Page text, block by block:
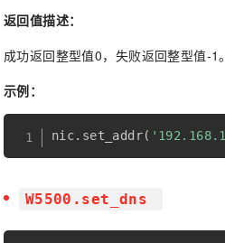
返回值描述：
成功返回整型值0，失败返回整型值-1。
示例：
nic. set_addr(
W5500.set_dns